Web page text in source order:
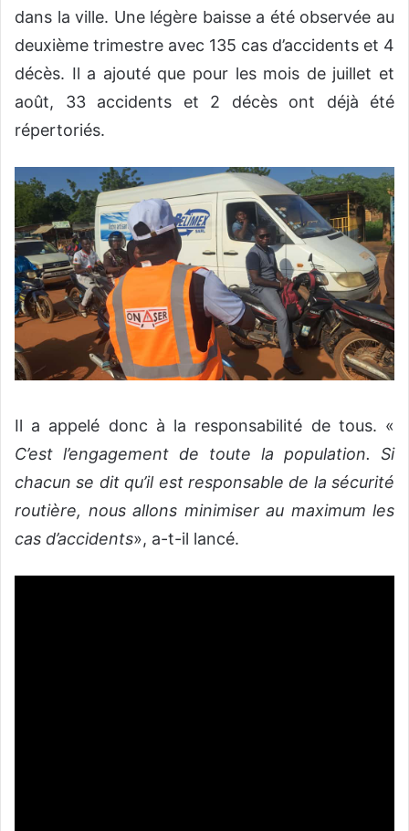
dans la ville. Une légère baisse a été observée au
deuxième trimestre avec 135 cas d’accidents et 4
décès. Il a ajouté que pour les mois de juillet et
août, 33 accidents et 2 décès ont déjà été
répertoriés.
Il a appelé donc à la responsabilité de tous. «
C’est l’engagement de toute la population. Si
chacun se dit qu’il est responsable de la sécurité
routière, nous allons minimiser au maximum les
cas d’accidents», a-t-il lancé.